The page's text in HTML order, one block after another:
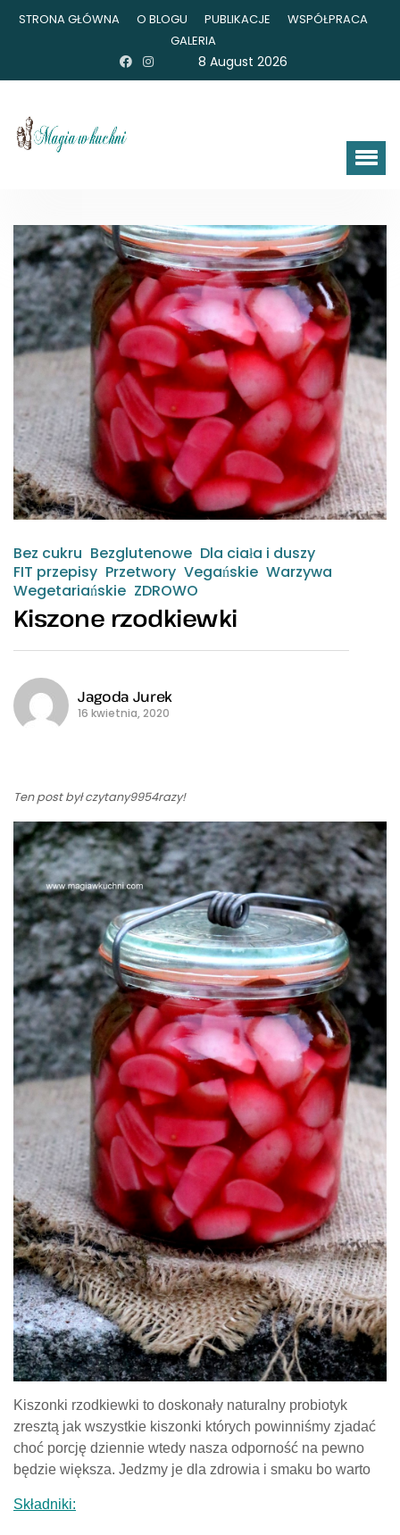
STRONA GŁÓWNA O BLOGU PUBLIKACJE
WSPÓŁPRACA
GALERIA
8 August 2026
Bez cukru Bezglutenowe Dla ciała i duszy
FIT przepisy Przetwory Vegańskie Warzywa
Wegetariańskie ZDROWO
Kiszone rzodkiewki
Jagoda Jurek
16 kwietnia, 2020
Ten post był czytany9954razy!
Kiszonki rzodkiewki to doskonały naturalny probiotyk
zresztą jak wszystkie kiszonki których powinniśmy zjadać
choć porcję dziennie wtedy nasza odporność na pewno
będzie większa. Jedzmy je dla zdrowia i smaku bo warto
Składniki: